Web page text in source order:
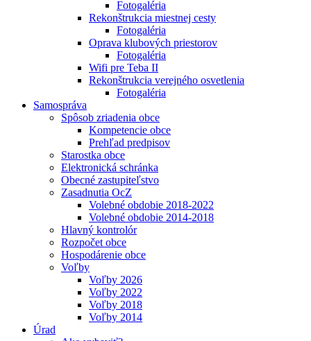
Fotogaléria
Rekonštrukcia miestnej cesty
Fotogaléria
Oprava klubových priestorov
Fotogaléria
Wifi pre Teba II
Rekonštrukcia verejného osvetlenia
Fotogaléria
Samospráva
Spôsob zriadenia obce
Kompetencie obce
Prehľad predpisov
Starostka obce
Elektronická schránka
Obecné zastupiteľstvo
Zasadnutia OcZ
Volebné obdobie 2018-2022
Volebné obdobie 2014-2018
Hlavný kontrolór
Rozpočet obce
Hospodárenie obce
Voľby
Voľby 2026
Voľby 2022
Voľby 2018
Voľby 2014
Úrad